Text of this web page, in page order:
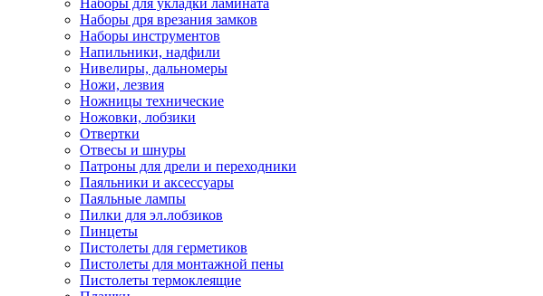
Наборы для укладки ламината
Наборы дря врезания замков
Наборы инструментов
Напильники, надфили
Нивелиры, дальномеры
Ножи, лезвия
Ножницы технические
Ножовки, лобзики
Отвертки
Отвесы и шнуры
Патроны для дрели и переходники
Паяльники и аксессуары
Паяльные лампы
Пилки для эл.лобзиков
Пинцеты
Пистолеты для герметиков
Пистолеты для монтажной пены
Пистолеты термоклеящие